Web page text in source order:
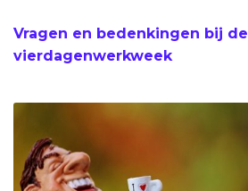
Vragen en bedenkingen bij de
vierdagenwerkweek